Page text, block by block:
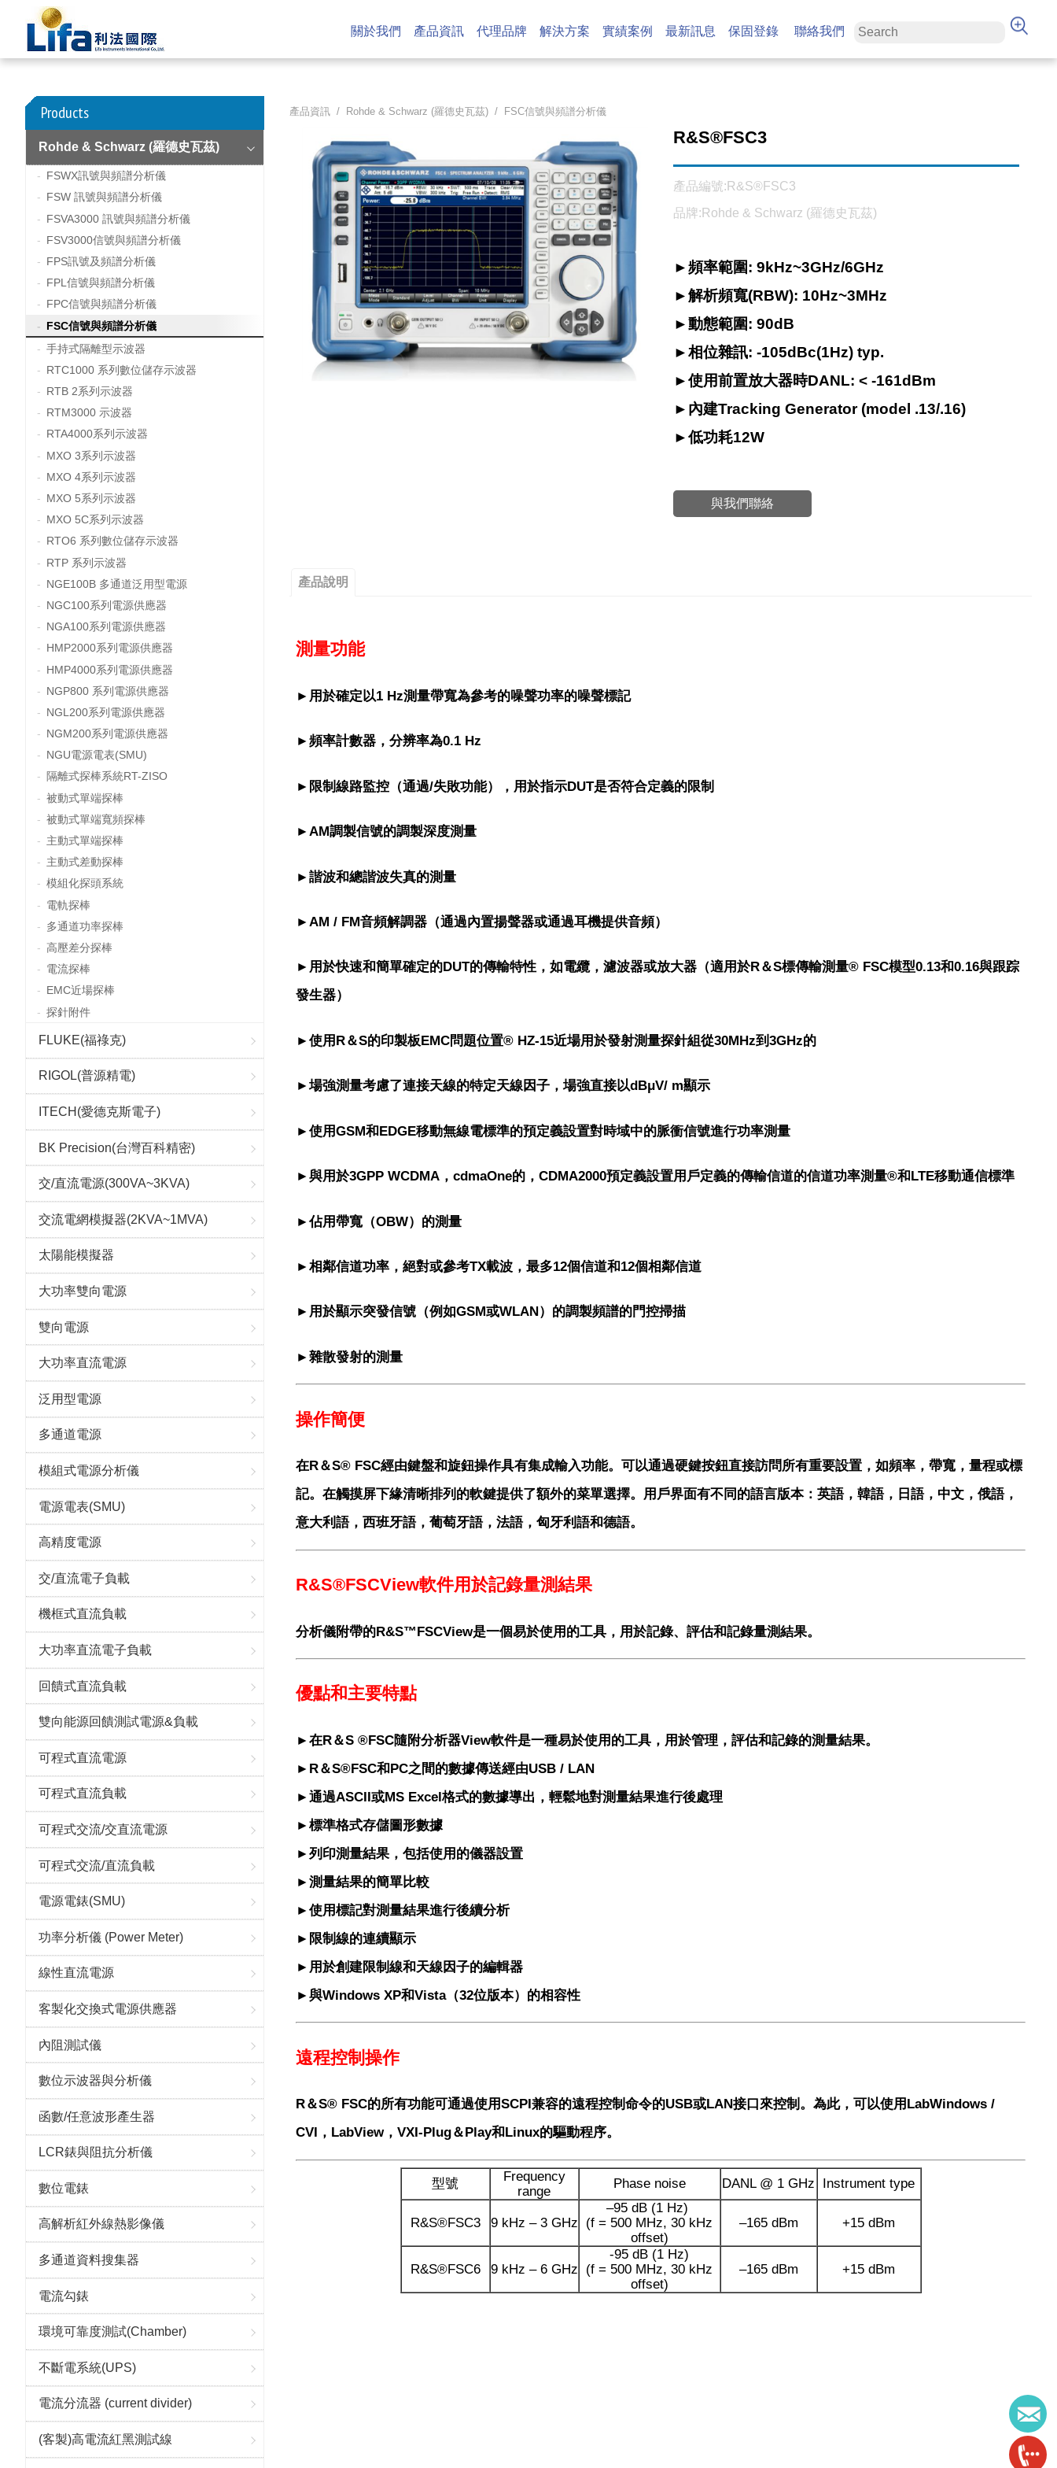
關於我們 產品資訊 代理品牌 解決方案 實績案例 最新訊息 保固登錄 聯絡我們
Products
Rohde & Schwarz (羅德史瓦茲)
FSWX訊號與頻譜分析儀
FSW 訊號與頻譜分析儀
FSVA3000 訊號與頻譜分析儀
FSV3000信號與頻譜分析儀
FPS訊號及頻譜分析儀
FPL信號與頻譜分析儀
FPC信號與頻譜分析儀
FSC信號與頻譜分析儀
手持式隔離型示波器
RTC1000 系列數位儲存示波器
RTB 2系列示波器
RTM3000 示波器
RTA4000系列示波器
MXO 3系列示波器
MXO 4系列示波器
MXO 5系列示波器
MXO 5C系列示波器
RTO6 系列數位儲存示波器
RTP 系列示波器
NGE100B 多通道泛用型電源
NGC100系列電源供應器
NGA100系列電源供應器
HMP2000系列電源供應器
HMP4000系列電源供應器
NGP800 系列電源供應器
NGL200系列電源供應器
NGM200系列電源供應器
NGU電源電表(SMU)
隔離式探棒系統RT-ZISO
被動式單端探棒
被動式單端寬頻探棒
主動式單端探棒
主動式差動探棒
模組化探頭系統
電軌探棒
多通道功率探棒
高壓差分探棒
電流探棒
EMC近場探棒
探針附件
FLUKE(福祿克)
RIGOL(普源精電)
ITECH(愛德克斯電子)
BK Precision(台灣百科精密)
交/直流電源(300VA~3KVA)
交流電網模擬器(2KVA~1MVA)
太陽能模擬器
大功率雙向電源
雙向電源
大功率直流電源
泛用型電源
多通道電源
模組式電源分析儀
電源電表(SMU)
高精度電源
交/直流電子負載
機框式直流負載
大功率直流電子負載
回饋式直流負載
雙向能源回饋測試電源&負載
可程式直流電源
可程式直流負載
可程式交流/交直流電源
可程式交流/直流負載
電源電錶(SMU)
功率分析儀 (Power Meter)
線性直流電源
客製化交換式電源供應器
內阻測試儀
數位示波器與分析儀
函數/任意波形產生器
LCR錶與阻抗分析儀
數位電錶
高解析紅外線熱影像儀
多通道資料搜集器
電流勾錶
環境可靠度測試(Chamber)
不斷電系統(UPS)
電流分流器 (current divider)
(客製)高電流紅黑測試線
產品資訊 / Rohde & Schwarz (羅德史瓦茲) / FSC信號與頻譜分析儀
R&S®FSC3
產品編號:R&S®FSC3
品牌:Rohde & Schwarz (羅德史瓦茲)
►頻率範圍: 9kHz~3GHz/6GHz
►解析頻寬(RBW): 10Hz~3MHz
►動態範圍: 90dB
►相位雜訊: -105dBc(1Hz) typ.
►使用前置放大器時DANL: < -161dBm
► 內建Tracking Generator (model .13/.16)
►低功耗12W
與我們聯絡
產品說明
測量功能
► 用於確定以1 Hz測量帶寬為參考的噪聲功率的噪聲標記
► 頻率計數器，分辨率為0.1 Hz
► 限制線路監控（通過/失敗功能），用於指示DUT是否符合定義的限制
► AM調製信號的調製深度測量
► 諧波和總諧波失真的測量
► AM / FM音頻解調器（通過內置揚聲器或通過耳機提供音頻）
► 用於快速和簡單確定的DUT的傳輸特性，如電纜，濾波器或放大器（適用於R＆S標傳輸測量® FSC模型0.13和0.16與跟踪
發生器）
► 使用R＆S的印製板EMC問題位置® HZ-15近場用於發射測量探針組從30MHz到3GHz的
► 場強測量考慮了連接天線的特定天線因子，場強直接以dBμV/ m顯示
► 使用GSM和EDGE移動無線電標準的預定義設置對時域中的脈衝信號進行功率測量
► 與用於3GPP WCDMA，cdmaOne的，CDMA2000預定義設置用戶定義的傳輸信道的信道功率測量®和LTE移動通信標準
► 佔用帶寬（OBW）的測量
► 相鄰信道功率，絕對或參考TX載波，最多12個信道和12個相鄰信道
► 用於顯示突發信號（例如GSM或WLAN）的調製頻譜的門控掃描
► 雜散發射的測量
操作簡便
在R＆S® FSC經由鍵盤和旋鈕操作具有集成輸入功能。可以通過硬鍵按鈕直接訪問所有重要設置，如頻率，帶寬，量程或標
記。在觸摸屏下緣清晰排列的軟鍵提供了額外的菜單選擇。用戶界面有不同的語言版本：英語，韓語，日語，中文，俄語，
意大利語，西班牙語，葡萄牙語，法語，匈牙利語和德語。
R&S®FSCView軟件用於記錄量測結果
分析儀附帶的R&S™FSCView是一個易於使用的工具，用於記錄、評估和記錄量測結果。
優點和主要特點
► 在R＆S ®FSC隨附分析器View軟件是一種易於使用的工具，用於管理，評估和記錄的測量結果。
► R＆S®FSC和PC之間的數據傳送經由USB / LAN
► 通過ASCII或MS Excel格式的數據導出，輕鬆地對測量結果進行後處理
► 標準格式存儲圖形數據
►列 印測量結果，包括使用的儀器設置
► 測量結果的簡單比較
► 使用標記對測量結果進行後續分析
► 限制線的連續顯示
► 用於創建限制線和天線因子的編輯器
►與Windows XP和Vista（32位版本）的相容性
遠程控制操作
R＆S® FSC的所有功能可通過使用SCPI兼容的遠程控制命令的USB或LAN接口來控制。為此，可以使用LabWindows /
CVI，LabView，VXI-Plug＆Play和Linux的驅動程序。
型號
Frequency
range
Phase noise DANL @ 1 GHz Instrument type
R&S®FSC3 9 kHz – 3 GHz
–95 dB (1 Hz)
(f = 500 MHz, 30 kHz
offset)
–165 dBm +15 dBm
R&S®FSC6 9 kHz – 6 GHz
-95 dB (1 Hz)
(f = 500 MHz, 30 kHz
offset)
–165 dBm +15 dBm